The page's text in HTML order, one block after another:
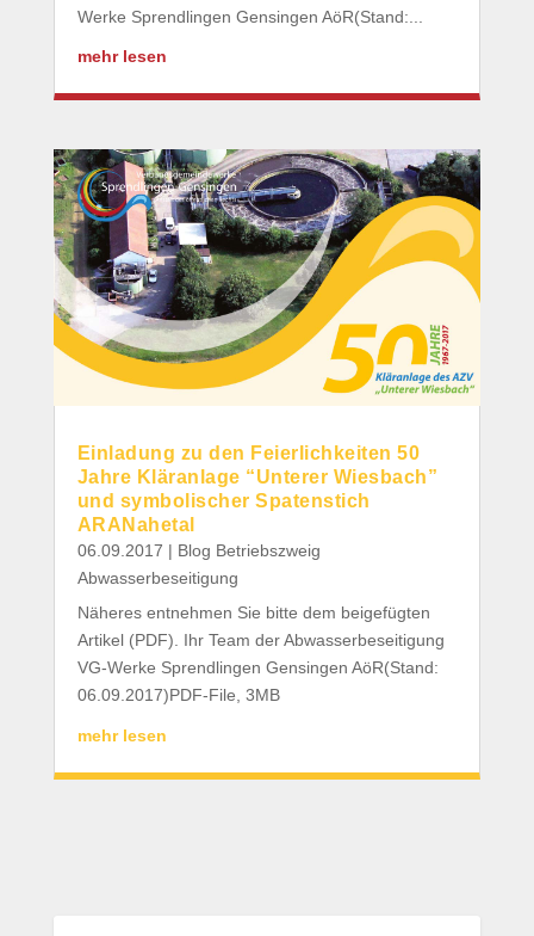
Werke Sprendlingen Gensingen AöR(Stand:...
mehr lesen
Einladung zu den Feierlichkeiten 50
Jahre Kläranlage “Unterer Wiesbach”
und symbolischer Spatenstich
ARANahetal
06.09.2017 | Blog Betriebszweig
Abwasserbeseitigung
Näheres entnehmen Sie bitte dem beigefügten
Artikel (PDF). Ihr Team der Abwasserbeseitigung
VG-Werke Sprendlingen Gensingen AöR(Stand:
06.09.2017)PDF-File, 3MB
mehr lesen